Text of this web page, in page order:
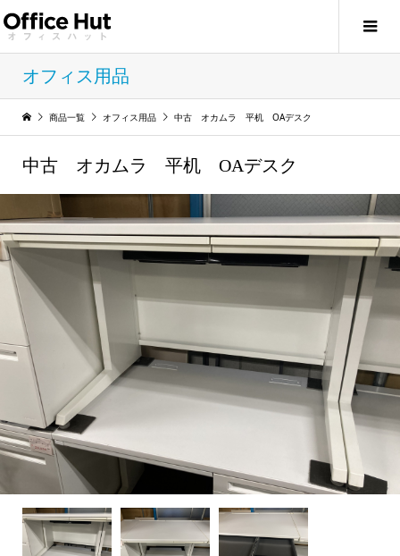
オフィス用品
商品一覧 オフィス用品 中古 オカムラ 平机 OAデスク
中古 オカムラ 平机 OAデスク